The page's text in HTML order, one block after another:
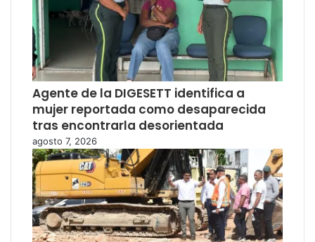
Agente de la DIGESETT identifica a
mujer reportada como desaparecida
tras encontrarla desorientada
agosto 7, 2026